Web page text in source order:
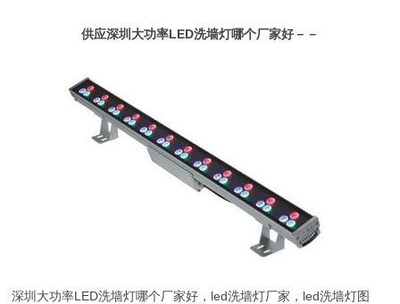
供应深圳大功率LED洗墙灯哪个厂家好－－
深圳大功率LED洗墙灯哪个厂家好，led洗墙灯厂家，led洗墙灯图